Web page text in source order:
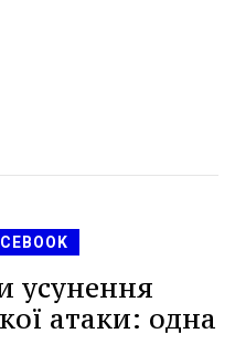
усунення
атаки: одна